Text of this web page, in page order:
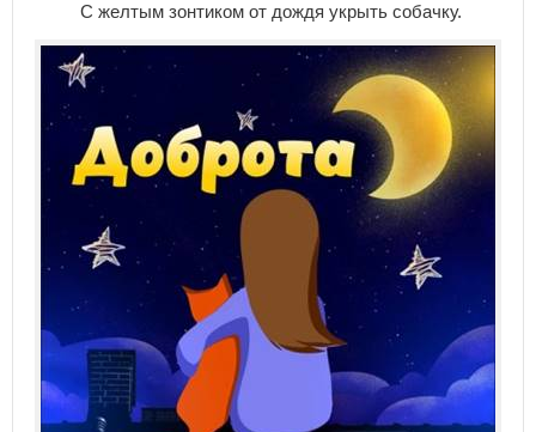
С желтым зонтиком от дождя укрыть собачку.